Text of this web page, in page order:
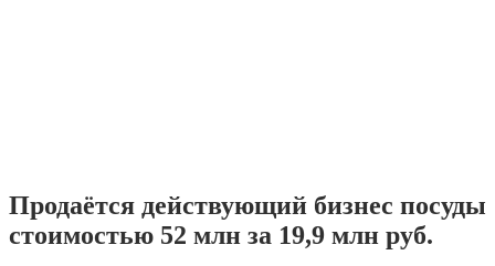
Продаётся действующий бизнес посуды
стоимостью 52 млн за 19,9 млн руб.